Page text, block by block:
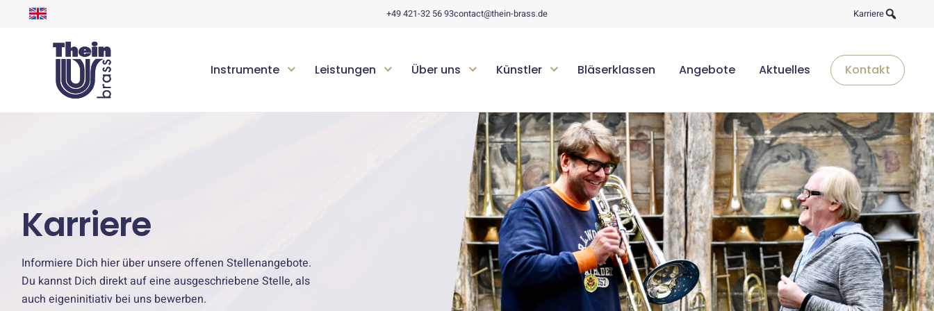
+49 421-32 56 93contact@thein-brass.de Karriere
Instrumente Leistungen Über uns Künstler Bläserklassen Angebote Aktuelles Kontakt
Karriere
Informiere Dich hier über unsere offenen Stellenangebote.
Du kannst Dich direkt auf eine ausgeschriebene Stelle, als
auch eigeninitiativ bei uns bewerben.